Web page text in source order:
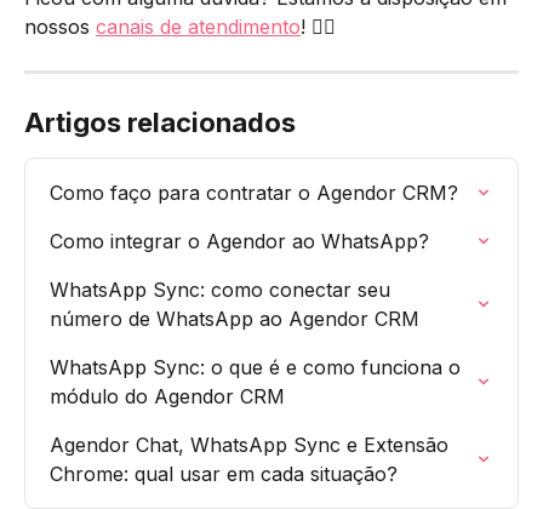
nossos canais de atendimento! 🙋‍♀️
Artigos relacionados
Como faço para contratar o Agendor CRM?
Como integrar o Agendor ao WhatsApp?
WhatsApp Sync: como conectar seu
número de WhatsApp ao Agendor CRM
WhatsApp Sync: o que é e como funciona o
módulo do Agendor CRM
Agendor Chat, WhatsApp Sync e Extensão
Chrome: qual usar em cada situação?